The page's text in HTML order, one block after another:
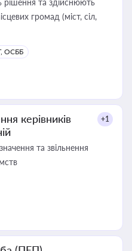
рішення та здійснюють
громад (міст, сіл,
ОСББ
керівників
+1
та звільнення